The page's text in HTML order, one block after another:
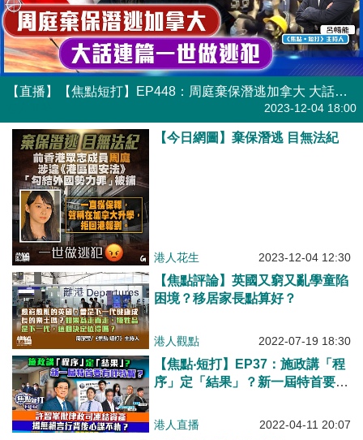
【直播】【焦點短打】EP448：周庭棄保潛逃加拿大 大話連篇一世做逃犯
2023-12-04 18:00
【今日網圖】棄保潛逃 目無法紀
港人花生 2023-12-04 12:30
【焦點評論】英國又窮又亂學童陷
困境？移居家長點算好？
港人觀點 2022-07-19 18:30
【焦點‧短打】EP37：施政講「程
序」定「結果」？新一屆特首要有
產，揭無賴言行背後心謀不軌？
港人直播 2022-04-11 20:07